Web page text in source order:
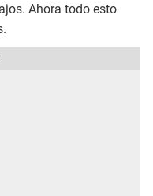
Ahora todo esto